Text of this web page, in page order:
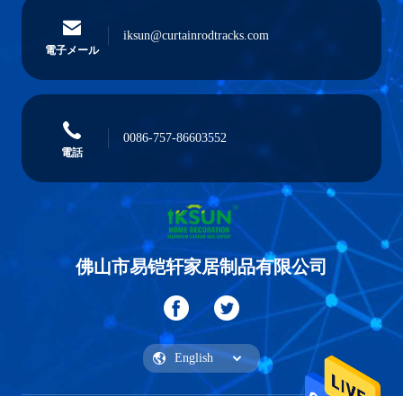
電子メール
iksun@curtainrodtracks.com
電話
0086-757-86603552
佛山市易铠轩家居制品有限公司